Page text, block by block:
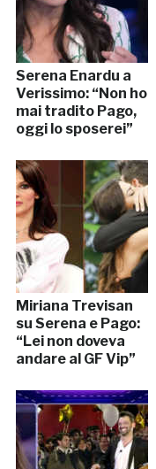
Serena Enardu a
Verissimo: “Non ho
mai tradito Pago,
oggi lo sposerei”
Miriana Trevisan
su Serena e Pago:
“Lei non doveva
andare al GF Vip”